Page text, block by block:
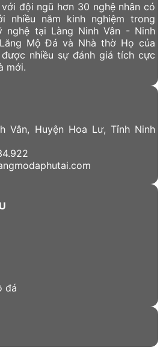
với đội ngũ hơn 30 nghệ nhân có
nhiều năm kinh nghiệm trong
nghệ tại Làng Ninh Vân - Ninh
Mộ Đá và Nhà thờ Họ của
nhiều sự đánh giá tích cực
mới.
Vân, Huyện Hoa Lư, Tỉnh Ninh
đá